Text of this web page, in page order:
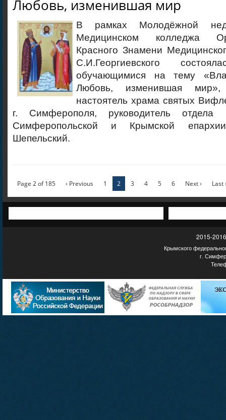
Любовь, изменившая мир
В рамках Молодёжной
Медицинском колледжа
Красного Знамени
С.И.Георгиевского
обучающимися на тему
Любовь, изменившая
настоятель храма святых
г. Симферополя, руководитель
Симферопольской и Крымской
Шепельский.
Page 2 of 185 ‹ Previous 1 2 3 4 5 6 Next › Last
2015-
Крымского
г.